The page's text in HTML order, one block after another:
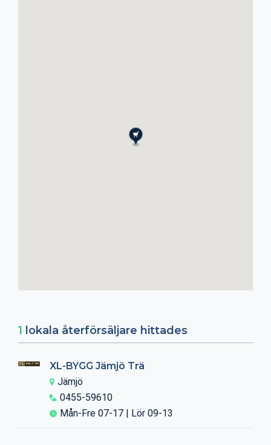
1 lokala återförsäljare hittades
XL-BYGG Jämjö Trä
Jämjö
0455-59610
Mån-Fre 07-17 | Lör 09-13